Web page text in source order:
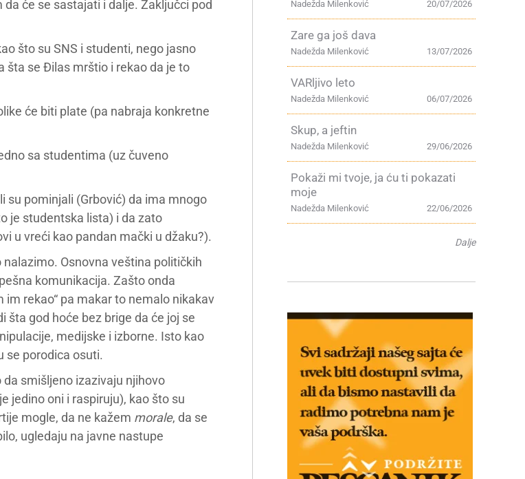
će se sastajati i dalje. Zaključci pod
što su SNS i studenti, nego jasno
šta se Đilas mrštio i rekao da je to
će biti plate (pa nabraja konkretne
sa studentima (uz čuveno
su pominjali (Grbović) da ima mnogo
je studentska lista) i da zato
u vreći kao pandan mački u džaku?).
Osnovna veština političkih
komunikacija. Zašto onda
rekao“ pa makar to nemalo nikakav
šta god hoće bez brige da će joj se
medijske i izborne. Isto kao
se porodica osuti.
smišljeno izazivaju njihovo
jedino oni i raspiruju), kao što su
mogle, da ne kažem morale, da se
ugledaju na javne nastupe
20/07/2026
Nadežda Milenković
Zare ga još dava
13/07/2026
Nadežda Milenković
VARljivo leto
06/07/2026
Nadežda Milenković
Skup, a jeftin
29/06/2026
Nadežda Milenković
Pokaži mi tvoje, ja ću ti pokazati
moje
22/06/2026
Nadežda Milenković
Dalje